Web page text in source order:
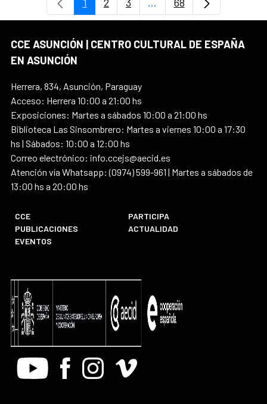
PáginaPáginaPáginaPáginas intermedias
Página
CCE ASUNCIÓN | CENTRO CULTURAL DE ESPAÑA
EN ASUNCIÓN
Herrera, 834, Asunción, Paraguay
Acceso: Herrera 10:00 a 21:00 hs
Exposiciones: Martes a sábados 10:00 a 21:00 hs
Biblioteca Las Sinsombrero: Martes a viernes 10:00 a 17:30
hs | Sábados: 10:00 a 12:00 hs
Correo electrónico: info.ccejs@aecid.es
Atención vía Whatsapp: (0974) 599-961 | Martes a sábados de
13:00 hs a 20:00 hs
CCE
PARTICIPA
PUBLICACIONES
ACTUALIDAD
EVENTOS
Youtube FacebookInstagram
Vimeo